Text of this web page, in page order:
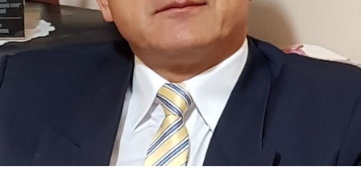
Única del Agua a nivel desconcentrado, se:
DISPONE:
Aceptar a trámite la solicitud de Autorización de Uso
y/o Aprovechamiento de Agua paraMINERÍA
haberse emitido el Certificado de Disponibilidad de Agua
(CDA), en cumplimiento con el artículo 23 de la Ley
Orgánica de Recursos Hídricos, Usos y Aprovechamiento